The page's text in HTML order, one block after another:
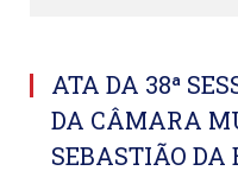
ATA DA 38ª
DA CÂMARA
SEBASTIÃO DA